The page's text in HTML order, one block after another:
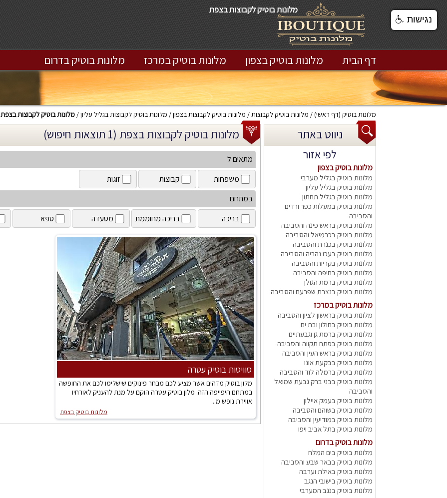
מלונות בוטיק לקבוצות בצפת
דף הבית מלונות בוטיק בצפון מלונות בוטיק במרכז מלונות בוטיק בדרום
מלונות בוטיק (דף ראשי) מלונות בוטיק לקבוצות מלונות בוטיק לקבוצות בצפון מלונות בוטיק לקבוצות בגליל עליון מלונות בוטיק לקבוצות בצפת
ניווט באתר
לפי אזור
מלונות בוטיק בצפון
מלונות בוטיק בגליל מערבי
מלונות בוטיק בגליל עליון
מלונות בוטיק בגליל תחתון
מלונות בוטיק במעלות כפר ורדים
והסביבה
מלונות בוטיק בראש פינה והסביבה
מלונות בוטיק בכרמיאל והסביבה
מלונות בוטיק בכנרת והסביבה
מלונות בוטיק בעכו נהריה והסביבה
מלונות בוטיק בקריות והסביבה
מלונות בוטיק בחיפה והסביבה
מלונות בוטיק ברמת הגולן
מלונות בוטיק בנצרת שפרעם והסביבה
מלונות בוטיק במרכז
מלונות בוטיק בראשון לציון והסביבה
מלונות בוטיק בחולון ובת ים
מלונות בוטיק ברמת גן וגבעתיים
מלונות בוטיק בפתח תקווה והסביבה
מלונות בוטיק בראש העין והסביבה
מלונות בוטיק בבקעת אונו
מלונות בוטיק ברמלה לוד והסביבה
מלונות בוטיק בבני ברק גבעת שמואל
והסביבה
מלונות בוטיק בעמק איילון
מלונות בוטיק בשוהם והסביבה
מלונות בוטיק במודיעין והסביבה
מלונות בוטיק בתל אביב ויפו
מלונות בוטיק בדרום
מלונות בוטיק בים המלח
מלונות בוטיק בבאר שבע והסביבה
מלונות בוטיק באילת וערבה
מלונות בוטיק בישובי הנגב
מלונות בוטיק בנגב המערבי
מלונות בוטיק לקבוצות בצפת (1 תוצאות חיפוש)
מתאים ל
משפחות
קבוצות
זוגות
במתחם
בריכה
בריכה מחוממת מסעדה ספא
סוויטות בוטיק עטרה
מלון בוטיק מדהים אשר מציע לכם מבחר פינוקים שישלימו לכם את החופשה
במתחם היפייפה הזה. מלון בוטיק עטרה הוקם על מנת להעניק לאורחיו
אווירת נופש מ...
מלונות בוטיק בצפת
נגישות